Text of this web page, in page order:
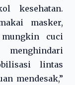
kesehatan.
masker,
cuci
lintas
mendesak,”